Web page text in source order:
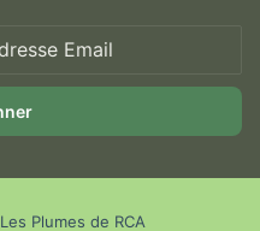
Les Plumes de RCA